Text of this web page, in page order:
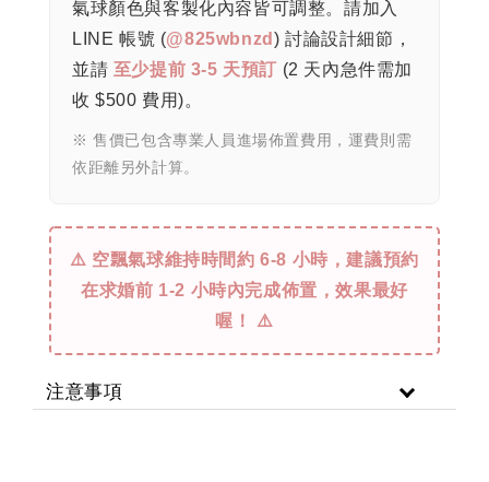
氣球顏色與客製化內容皆可調整。請加入
LINE 帳號 (@825wbnzd ) 討論設計細節，
並請 至少提前 3-5 天預訂 (2 天內急件需加
收 $500 費用)。
※ 售價已包含專業人員進場佈置費用，運費則需
依距離另外計算。
⚠️ 空飄氣球維持時間約 6-8 小時，建議預約
在求婚前 1-2 小時內完成佈置，效果最好
喔！ ⚠️
注意事項